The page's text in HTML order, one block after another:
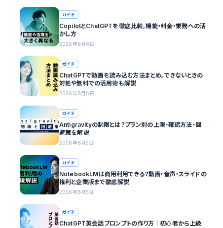
ガイド
CopilotとChatGPTを徹底比較。機能・料金・業務への活
かし方
2026年8月6日
ガイド
ChatGPTで動画を読み込む方法まとめ。できないときの
対処や無料での活用術も解説
2026年8月6日
ガイド
Antigravityの制限とは？プラン別の上限・確認方法・回
避策を解説
2026年8月5日
ガイド
NotebookLMは商用利用できる？動画・音声・スライドの
権利と企業版まで徹底解説
2026年8月5日
ガイド
ChatGPT英会話プロンプトの作り方｜初心者から上級